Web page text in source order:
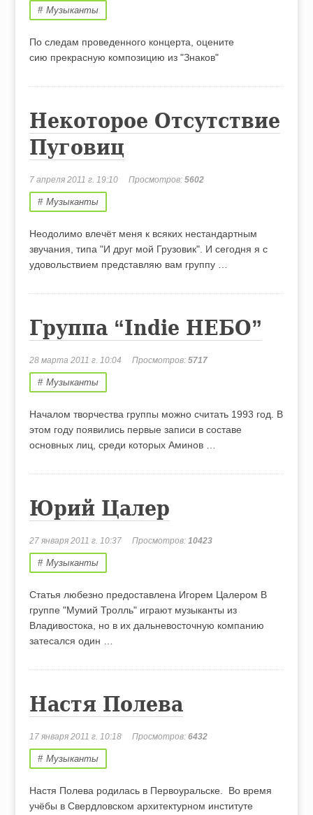
Музыканты
По следам проведенного концерта, оцените
сию прекрасную композицию из "Знаков"
Некоторое Отсутствие
Пуговиц
7 апреля 2011 г. 19:10 Просмотров:5602
Музыканты
Неодолимо влечёт меня к всяких нестандартным
звучания, типа "И друг мой Грузовик". И сегодня я с
удовольствием представляю вам группу …
Группа “Indie НЕБО”
28 марта 2011 г. 10:04 Просмотров:5717
Музыканты
Началом творчества группы можно считать 1993 год. В
этом году появились первые записи в составе
основных лиц, среди которых Аминов …
Юрий Цалер
27 января 2011 г. 10:37 Просмотров:10423
Музыканты
Статья любезно предоставлена Игорем Цалером В
группе "Мумий Тролль" играют музыканты из
Владивостока, но в их дальневосточную компанию
затесался один …
Настя Полева
17 января 2011 г. 10:18 Просмотров:6432
Музыканты
Настя Полева родилась в Первоуральске. Во время
учёбы в Свердловском архитектурном институте